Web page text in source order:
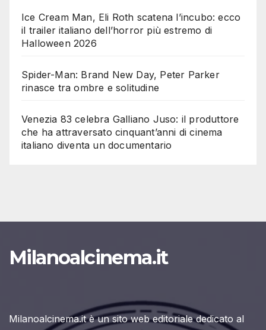
Ice Cream Man, Eli Roth scatena l’incubo: ecco
il trailer italiano dell’horror più estremo di
Halloween 2026
Spider-Man: Brand New Day, Peter Parker
rinasce tra ombre e solitudine
Venezia 83 celebra Galliano Juso: il produttore
che ha attraversato cinquant’anni di cinema
italiano diventa un documentario
Milanoalcinema.it
Milanoalcinema.it è un sito web editoriale dedicato al